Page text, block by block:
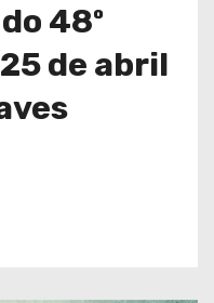
48º
de abril